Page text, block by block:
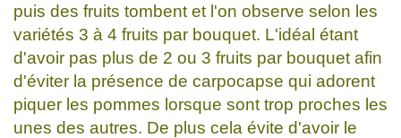
puis des fruits tombent et l'on observe selon les
variétés 3 à 4 fruits par bouquet. L'idéal étant
d'avoir pas plus de 2 ou 3 fruits par bouquet afin
d'éviter la présence de carpocapse qui adorent
piquer les pommes lorsque sont trop proches les
unes des autres. De plus cela évite d'avoir le